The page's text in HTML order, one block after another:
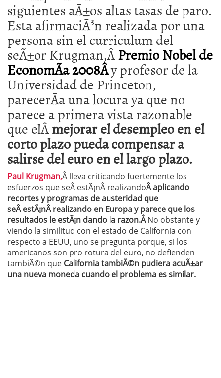
siguientes aÃ±os altas tasas de paro.
Esta afirmaciÃ³n realizada por una
persona sin el curriculum del
seÃ±or Krugman,ÂPremio Nobel de
EconomÃ­a 2008Ây profesor de la
Universidad de Princeton,
parecerÃ­a una locura ya que no
parece a primera vista razonable
que elÂmejorar el desempleo en el
corto plazo pueda compensar a
salirse del euro en el largo plazo.
Paul Krugman,Â lleva criticando fuertemente los
esfuerzos que seÂ estÃ¡nÂ realizandoÂ aplicando
recortes y programas de austeridad que
seÂ estÃ¡nÂ realizando en Europa y parece que los
resultados le estÃ¡n dando la razon.ÂNo obstante y
viendo la similitud con el estado de California con
respecto a EEUU, uno se pregunta porque, si los
americanos son pro rotura del euro, no defienden
tambiÃ©n que California tambiÃ©n pudiera acuÃ±ar
una nueva moneda cuando el problema es similar.